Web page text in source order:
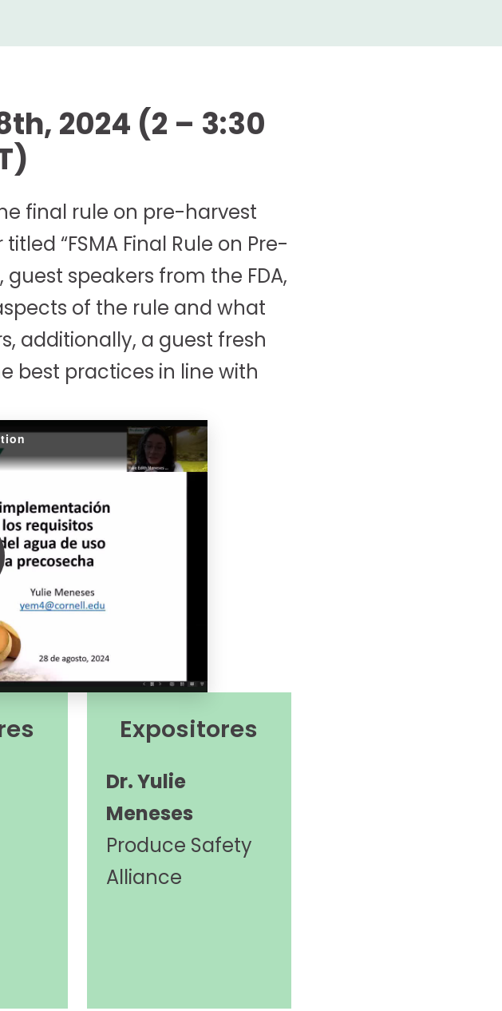
2024 (2 – 3:30
final rule on pre-harvest
“FSMA Final Rule on Pre-
speakers from the FDA,
of the rule and what
additionally, a guest fresh
best practices in line with
Expositores
Dr. Yulie
Meneses
Produce Safety
Alliance